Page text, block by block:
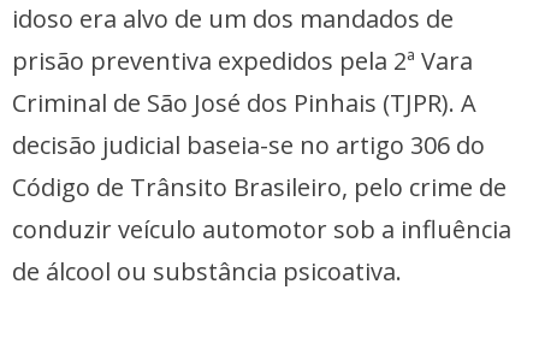
idoso era alvo de um dos mandados de
prisão preventiva expedidos pela 2ª Vara
Criminal de São José dos Pinhais (TJPR). A
decisão judicial baseia-se no artigo 306 do
Código de Trânsito Brasileiro, pelo crime de
conduzir veículo automotor sob a influência
de álcool ou substância psicoativa.